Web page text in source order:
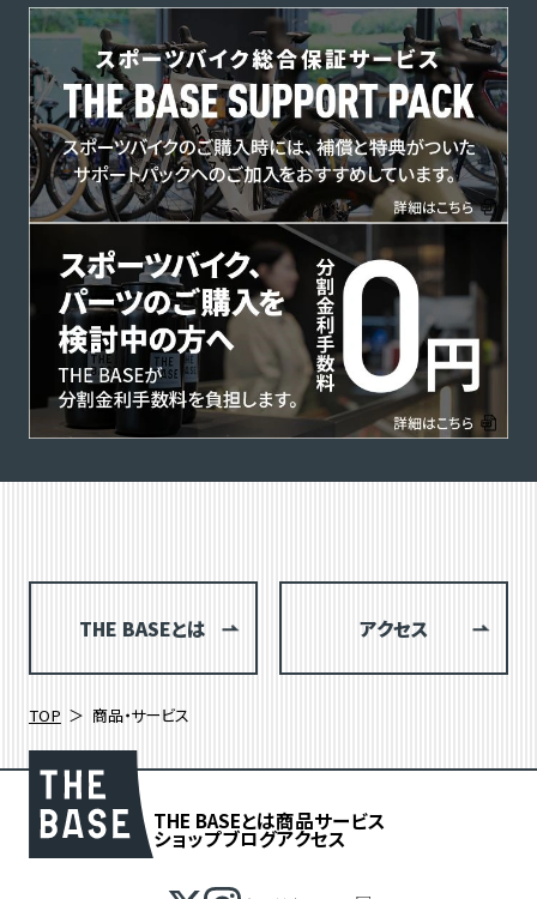
THE BASEとは アクセス
TOP 商品・サービス
THE BASEとは商品サービス
ショップブログアクセス